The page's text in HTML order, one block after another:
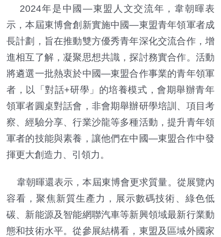
2024年是中國—東盟人文交流年，韋朝暉表
示，本屆東博會創新實施中國—東盟青年領軍者成
長計劃，旨在推動雙方優秀青年深化交流合作，增
進相互了解，凝聚思想共識，探討務實合作。活動
將遴選一批熱衷於中國—東盟合作事業的青年領軍
者，以「對話+研學」的培養模式，會期舉辦青年
領軍者圓桌對話會，非會期舉辦研學培訓、項目考
察、經驗分享、行業沙龍等多種活動，提升青年領
軍者的技能與素養，讓他們在中國—東盟合作中發
揮更大創造力、引領力。
韋朝暉還表示，本屆東博會更求質量。從展覽內
容看，聚焦新質生產力，展示數碼技術、綠色低
碳、新能源及智能網聯汽車等新興領域最新行業動
態和技術水平。從參展結構看，東盟及區域外國家